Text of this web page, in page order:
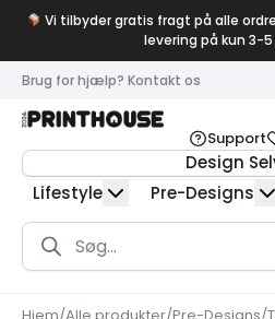
Vi tilbyder gratis fragt på alle
levering på kun 3-
Brug for hjælp? Kontakt os
Support
Design
Lifestyle
Pre-Designs
Products
search
Hjem/Alle produkter/Pre-Designs/